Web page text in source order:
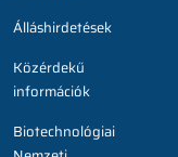
Álláshirdetések
Közérdekű
információk
Biotechnológiai